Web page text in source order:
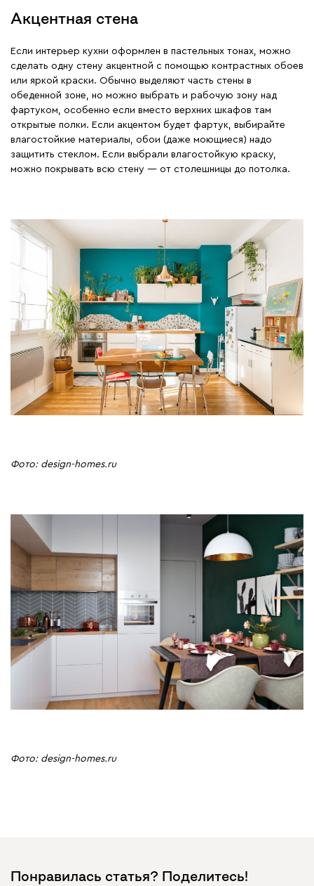
Акцентная стена
Если интерьер кухни оформлен в пастельных тонах, можно
сделать одну стену акцентной с помощью контрастных обоев
или яркой краски. Обычно выделяют часть стены в
обеденной зоне, но можно выбрать и рабочую зону над
фартуком, особенно если вместо верхних шкафов там
открытые полки. Если акцентом будет фартук, выбирайте
влагостойкие материалы, обои (даже моющиеся) надо
защитить стеклом. Если выбрали влагостойкую краску,
можно покрывать всю стену — от столешницы до потолка.
Фото: design-homes.ru
Фото: design-homes.ru
Понравилась статья? Поделитесь!